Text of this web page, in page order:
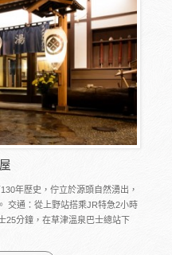
年歷史，佇立於源頭自然湧出，
交通：從上野站搭乘JR特急2小時
25分鐘，在草津溫泉巴士總站下